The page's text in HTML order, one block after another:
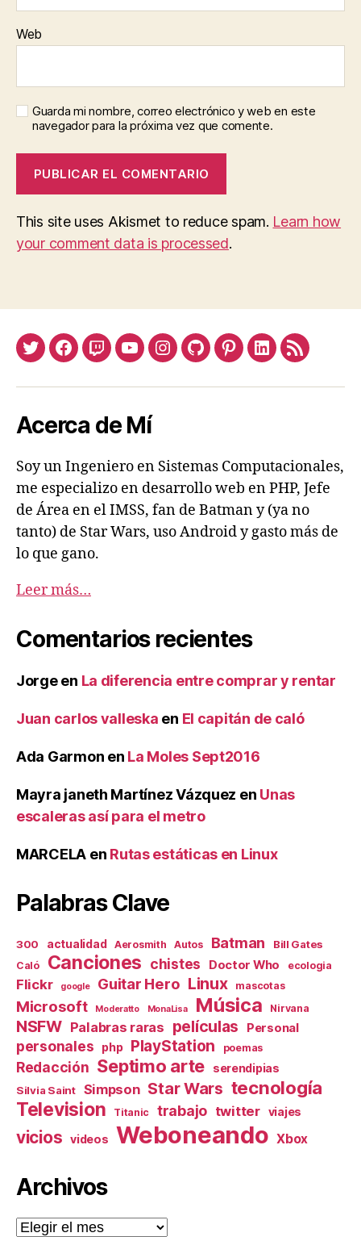
Web
Guarda mi nombre, correo electrónico y web en este
navegador para la próxima vez que comente.
This site uses Akismet to reduce spam. Learn how
your comment data is processed.
TwitterFacebook
TwitchYoutubeInstagram
GithubPinterestLinkedin
Feed
Acerca de Mí
Soy un Ingeniero en Sistemas Computacionales,
me especializo en desarrollo web en PHP, Jefe
de Área en el IMSS, fan de Batman y (ya no
tanto) de Star Wars, uso Android y gasto más de
lo que gano.
Leer más…
Comentarios recientes
Jorgeen La diferencia entre comprar y rentar
Juan carlos valleska en El capitán de caló
Ada Garmon en La Moles Sept2016
Mayra janeth Martínez Vázquez en Unas
escaleras así para el metro
MARCELA en Rutas estáticas en Linux
Palabras Clave
300 actualidad Aerosmith Autos Batman Bill Gates
Caló Canciones chistes Doctor Who ecologia
Flickr google Guitar Hero Linux mascotas
Microsoft Moderatto MonaLisa Música Nirvana
NSFW Palabras raras películas Personal
personales php PlayStation poemas
Redacción Septimo arte serendipias
Silvia Saint Simpson Star Wars tecnología
Television Titanic trabajo twitter viajes
vicios videos Weboneando Xbox
Archivos
Archivos